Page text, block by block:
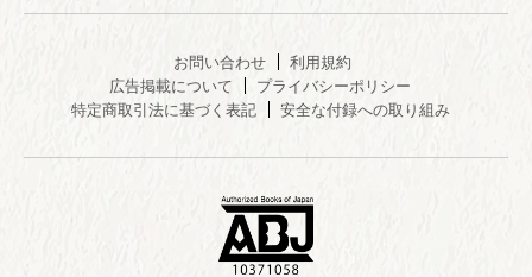
お問い合わせ
利用規約
広告掲載について
プライバシーポリシー
特定商取引法に基づく表記
安全な付録への取り組み